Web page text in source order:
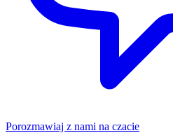
Porozmawiaj z nami na czacie